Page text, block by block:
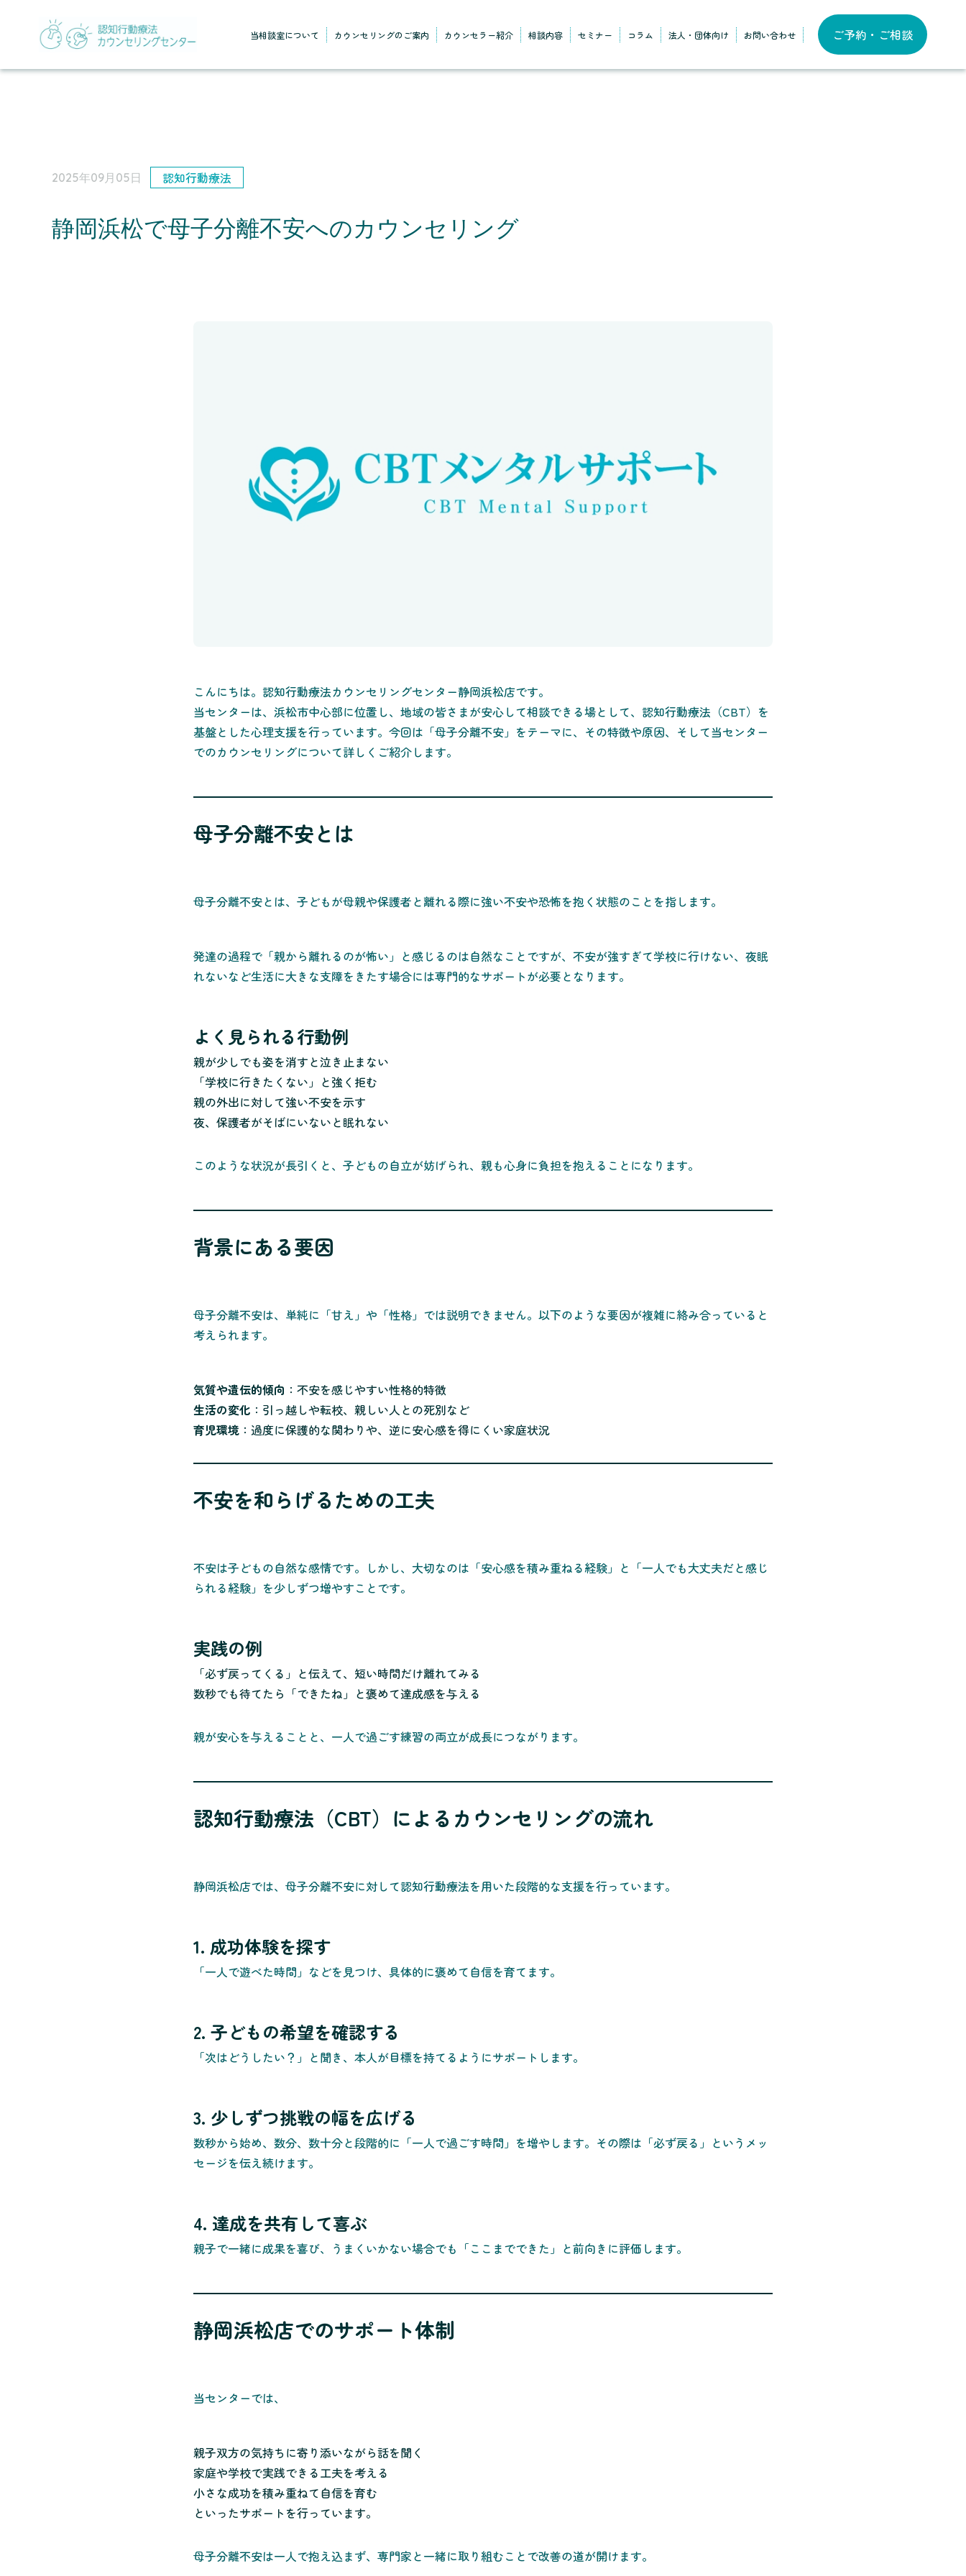
当相談室について カウンセリングのご案内 カウンセラー紹介 相談内容 セミナー コラム 法人・団体向け お問い合わせ ご予約・ご相談
2025年09月05日 認知行動療法
静岡浜松で母子分離不安へのカウンセリング
こんにちは。認知行動療法カウンセリングセンター静岡浜松店です。
当センターは、浜松市中心部に位置し、地域の皆さまが安心して相談できる場として、認知行動療法（CBT）を
基盤とした心理支援を行っています。今回は「母子分離不安」をテーマに、その特徴や原因、そして当センター
でのカウンセリングについて詳しくご紹介します。
母子分離不安とは
母子分離不安とは、子どもが母親や保護者と離れる際に強い不安や恐怖を抱く状態のことを指します。
発達の過程で「親から離れるのが怖い」と感じるのは自然なことですが、不安が強すぎて学校に行けない、夜眠
れないなど生活に大きな支障をきたす場合には専門的なサポートが必要となります。
よく見られる行動例
親が少しでも姿を消すと泣き止まない
「学校に行きたくない」と強く拒む
親の外出に対して強い不安を示す
夜、保護者がそばにいないと眠れない
このような状況が長引くと、子どもの自立が妨げられ、親も心身に負担を抱えることになります。
背景にある要因
母子分離不安は、単純に「甘え」や「性格」では説明できません。以下のような要因が複雑に絡み合っていると
考えられます。
気質や遺伝的傾向 ：不安を感じやすい性格的特徴
生活の変化 ：引っ越しや転校、親しい人との死別など
育児環境：過度に保護的な関わりや、逆に安心感を得にくい家庭状況
不安を和らげるための工夫
不安は子どもの自然な感情です。しかし、大切なのは「安心感を積み重ねる経験」と「一人でも大丈夫だと感じ
られる経験」を少しずつ増やすことです。
実践の例
「必ず戻ってくる」と伝えて、短い時間だけ離れてみる
数秒でも待てたら「できたね」と褒めて達成感を与える
親が安心を与えることと、一人で過ごす練習の両立が成長につながります。
認知行動療法（CBT）によるカウンセリングの流れ
静岡浜松店では、母子分離不安に対して認知行動療法を用いた段階的な支援を行っています。
1. 成功体験を探す
「一人で遊べた時間」などを見つけ、具体的に褒めて自信を育てます。
2. 子どもの希望を確認する
「次はどうしたい？」と聞き、本人が目標を持てるようにサポートします。
3. 少しずつ挑戦の幅を広げる
数秒から始め、数分、数十分と段階的に「一人で過ごす時間」を増やします。その際は「必ず戻る」というメッ
セージを伝え続けます。
4. 達成を共有して喜ぶ
親子で一緒に成果を喜び、うまくいかない場合でも「ここまでできた」と前向きに評価します。
静岡浜松店でのサポート体制
当センターでは、
親子双方の気持ちに寄り添いながら話を聞く
家庭や学校で実践できる工夫を考える
小さな成功を積み重ねて自信を育む
といったサポートを行っています。
母子分離不安は一人で抱え込まず、専門家と一緒に取り組むことで改善の道が開けます。